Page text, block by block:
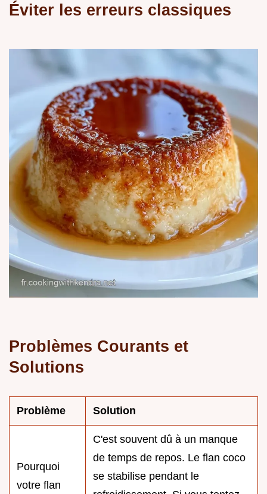
Éviter les erreurs classiques
Problèmes Courants et
Solutions
Problème Solution
Pourquoi
votre flan
C'est souvent dû à un manque
de temps de repos. Le flan coco
se stabilise pendant le